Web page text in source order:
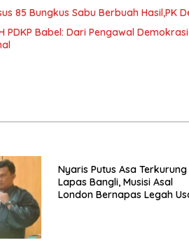
85 Bungkus Sabu Berbuah Hasil,PK
PDKP Babel: Dari Pengawal
Nyaris Putus Asa
Lapas Bangli, Musisi Asal
London Bernapas Legah